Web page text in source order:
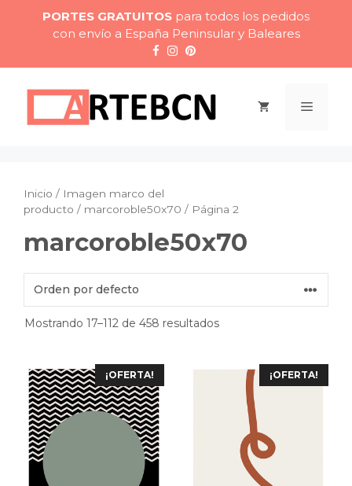
contenido
PORTES GRATUITOS para todos los pedidos
con envío a España Peninsular y Baleares
Menú
Inicio / Imagen marco del
producto / marcoroble50x70 / Página 2
marcoroble50x70
Mostrando 17–112 de 458 resultados
¡OFERTA! ¡OFERTA!